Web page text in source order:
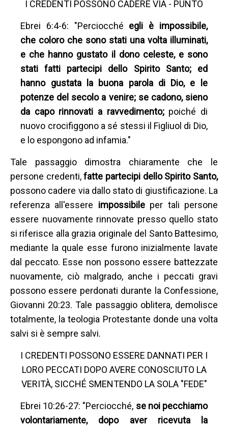
I CREDENTI POSSONO CADERE VIA - PUNTO
Ebrei 6:4-6: "Perciocché egli è impossibile,
che coloro che sono stati una volta illuminati,
e che hanno gustato il dono celeste, e sono
stati fatti partecipi dello Spirito Santo; ed
hanno gustata la buona parola di Dio, e le
potenze del secolo a venire; se cadono, sieno
da capo rinnovati a ravvedimento;poiché di
nuovo crocifiggono a sé stessi il Figliuol di Dio,
e lo espongono ad infamia."
Tale passaggio dimostra chiaramente che le
persone credenti,fatte partecipi dello Spirito Santo,
possono cadere via dallo stato di giustificazione. La
referenza all'essere impossibileper tali persone
essere nuovamente rinnovate presso quello stato
si riferisce alla grazia originale del Santo Battesimo,
mediante la quale esse furono inizialmente lavate
dal peccato. Esse non possono essere battezzate
nuovamente, ciò malgrado, anche i peccati gravi
possono essere perdonati durante la Confessione,
Giovanni 20:23. Tale passaggio oblitera, demolisce
totalmente, la teologia Protestante donde una volta
salvi si è sempre salvi.
I CREDENTI POSSONO ESSERE DANNATI PER I
LORO PECCATI DOPO AVERE CONOSCIUTO LA
VERITÀ, SICCHÉ SMENTENDO LA SOLA "FEDE"
Ebrei 10:26-27: "Perciocché, se noi pecchiamo
volontariamente, dopo aver ricevuta la